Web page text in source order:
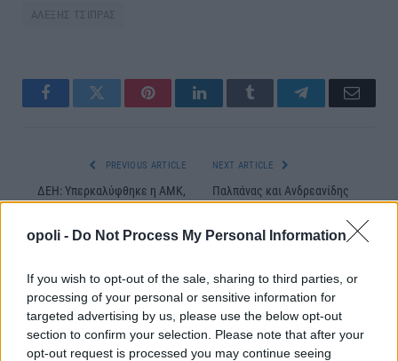
opoli - Do Not Process My Personal Information
If you wish to opt-out of the sale, sharing to third parties, or
processing of your personal or sensitive information for
targeted advertising by us, please use the below opt-out
section to confirm your selection. Please note that after your
opt-out request is processed you may continue seeing
ΑΛΕΞΗΣ ΤΣΙΠΡΑΣ
FacebookTwitter PinterestLinkedInTumblr TelegramEmail
PREVIOUS ARTICLE
ΔΕΗ: Υπερκαλύφθηκε η ΑΜΚ,
εμπιστοσύνης για την ελληνική
NEXT ARTICLE
Παλπάνας και Ανδρεανίδης
Επιτροπή της Ν.Δ.
ΣΧΕΤΙΚΈΣ ΑΝΑΡΤΉΣΕΙΣ